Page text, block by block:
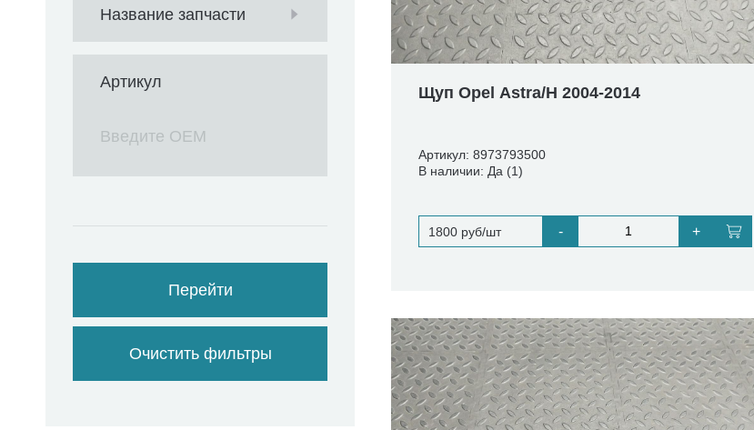
Название запчасти
Артикул
Перейти
Очистить фильтры
Щуп Opel Astra/H 2004-2014
Артикул: 8973793500
В наличии: Да (1)
1800 руб/шт - +